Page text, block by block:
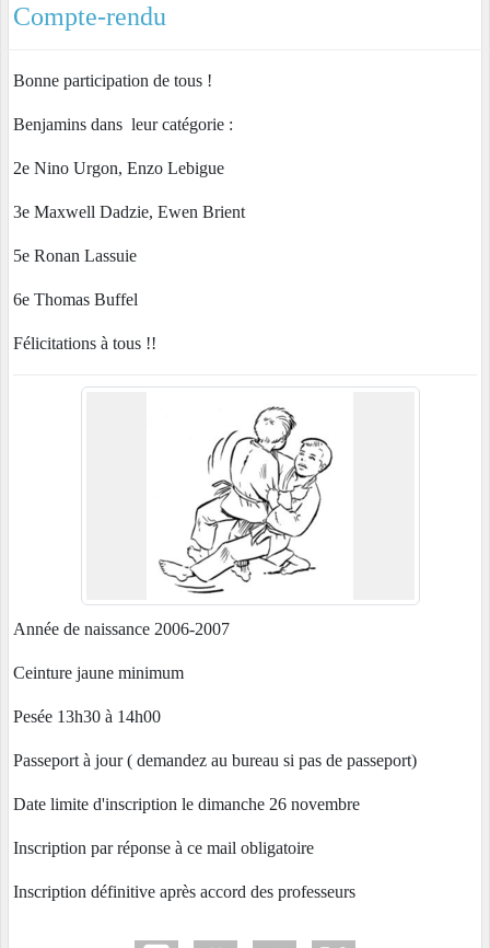
Compte-rendu
Bonne participation de tous !
Benjamins dans leur catégorie :
2e Nino Urgon, Enzo Lebigue
3e Maxwell Dadzie, Ewen Brient
5e Ronan Lassuie
6e Thomas Buffel
Félicitations à tous !!
Année de naissance 2006-2007
Ceinture jaune minimum
Pesée 13h30 à 14h00
Passeport à jour ( demandez au bureau si pas de passeport)
Date limite d'inscription le dimanche 26 novembre
Inscription par réponse à ce mail obligatoire
Inscription définitive après accord des professeurs